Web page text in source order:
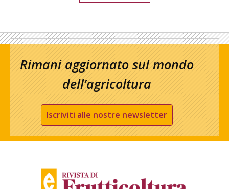
Rimani aggiornato sul mondo
dell’agricoltura
Iscriviti alle nostre newsletter